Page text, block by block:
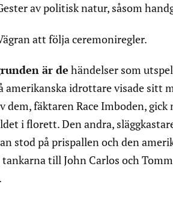
av politisk natur, såsom
att följa ceremoniregler.
är de händelser som
amerikanska idrottare visade sitt
dem, fäktaren Race Imboden,
i florett. Den andra,
stod på prispallen och den
till John Carlos och